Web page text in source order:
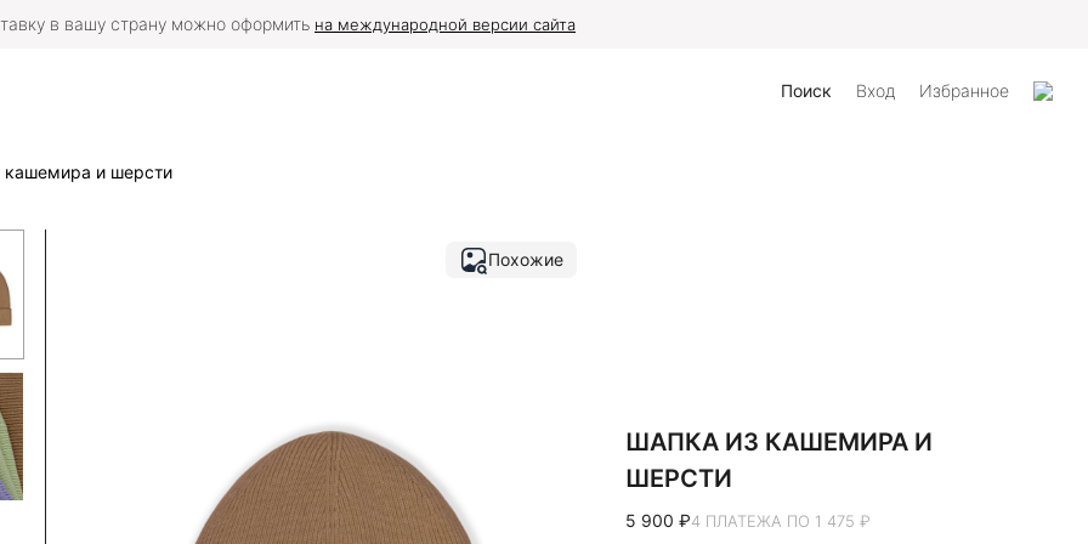
в вашу страну можно оформить на международной версии сайта
Поиск Вход Избранное
кашемира и шерсти
Похожие
ШАПКА ИЗ КАШЕМИРА И
ШЕРСТИ
5 900 ₽4 ПЛАТЕЖА ПО 1 475 ₽